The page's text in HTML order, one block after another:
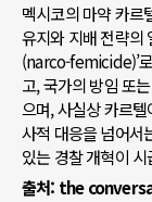
멕시코의 마약 카르
유지와 지배 전략의
(narco-femicide)’
고, 국가의 방임 또
으며, 사실상 카르
사적 대응을 넘어서
있는 경찰 개혁이
출처: the